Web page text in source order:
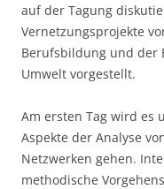
auf der Tagung
Vernetzungsprojekte
Berufsbildung und der
Umwelt vorgestellt.
Am ersten Tag wird es
Aspekte der Analyse
Netzwerken gehen.
methodische